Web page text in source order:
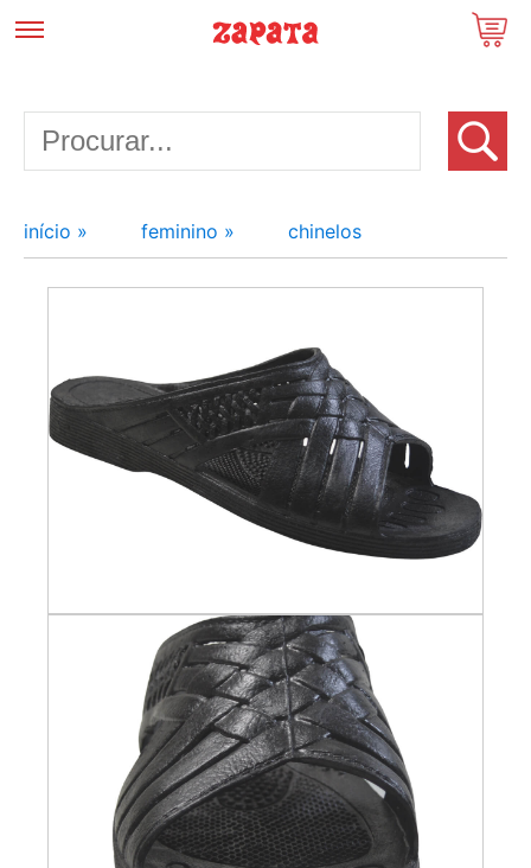
início » feminino » chinelos